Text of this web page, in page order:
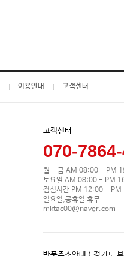
이용안내 고객센터
고객센터
070-
월 - 금 AM 08:00 - PM
토요일 AM 08:00 - PM
점심시간 PM 12:00 -
일요일,공휴일 휴무
mktac00@naver.com